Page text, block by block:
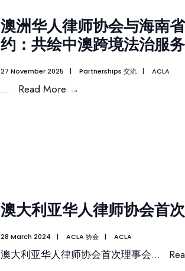
澳洲华人律师协会与海南
约：共绘中澳跨境法治服
27 November 2025 | Partnerships 交流 | ACLA
... Read More →
澳大利亚华人律师协会首
28 March 2024 | ACLA 协会 | ACLA
澳大利亚华人律师协会首次理事会...